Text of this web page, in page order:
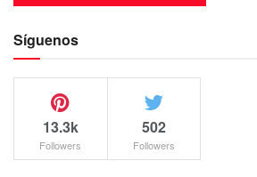
Síguenos
13.3k
Followers
502
Followers